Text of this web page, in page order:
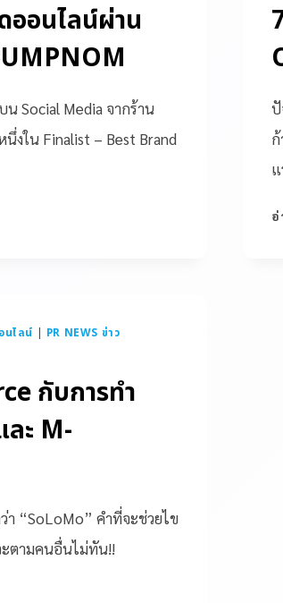
ออนไลน์ผ่าน
Social Media จากร้าน
งใน Finalist – Best Brand
ปั
อ่
นไลน์ | PR NEWS ข่าว
กับการทำ
ะ M-
“SoLoMo” คำที่จะช่วยไข
ตามคนอื่นไม่ทัน!!